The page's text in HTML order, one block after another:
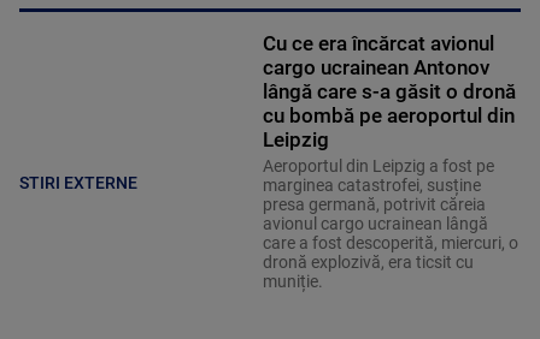
STIRI EXTERNE
Cu ce era încărcat avionul
cargo ucrainean Antonov
lângă care s-a găsit o dronă
cu bombă pe aeroportul din
Leipzig
Aeroportul din Leipzig a fost pe
marginea catastrofei, susține
presa germană, potrivit căreia
avionul cargo ucrainean lângă
care a fost descoperită, miercuri, o
dronă explozivă, era ticsit cu
muniție.